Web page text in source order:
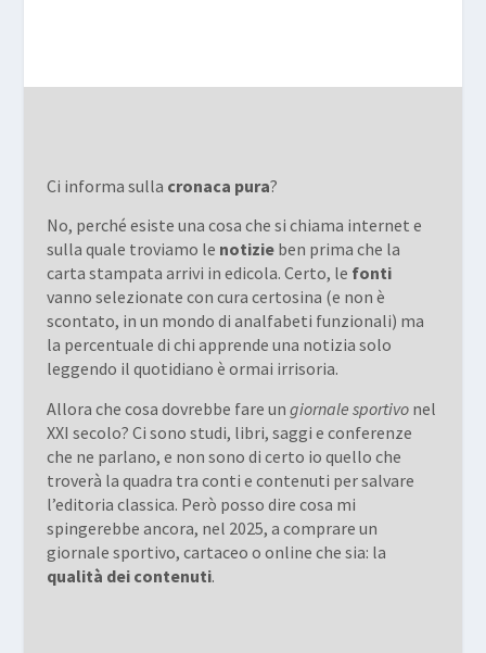
Ci informa sulla cronaca pura?
No, perché esiste una cosa che si chiama internet e
sulla quale troviamo le notizieben prima che la
carta stampata arrivi in edicola. Certo, le fonti
vanno selezionate con cura certosina (e non è
scontato, in un mondo di analfabeti funzionali) ma
la percentuale di chi apprende una notizia solo
leggendo il quotidiano è ormai irrisoria.
Allora che cosa dovrebbe fare un giornale sportivonel
XXI secolo? Ci sono studi, libri, saggi e conferenze
che ne parlano, e non sono di certo io quello che
troverà la quadra tra conti e contenuti per salvare
l’editoria classica. Però posso dire cosa mi
spingerebbe ancora, nel 2025, a comprare un
giornale sportivo, cartaceo o online che sia: la
qualità dei contenuti.